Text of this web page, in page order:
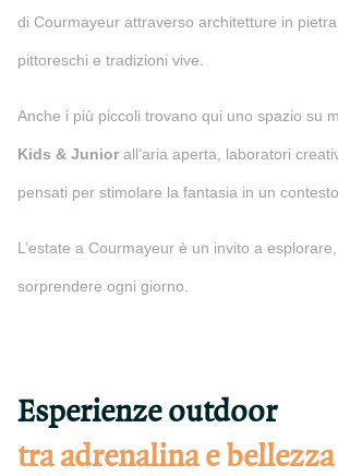
di Courmayeur attraverso architetture in
pittoreschi e tradizioni vive.
Anche i più piccoli trovano qui uno spazio su
Kids & Junior all’aria aperta, laboratori
pensati per stimolare la fantasia in un
L’estate a Courmayeur è un invito a
sorprendere ogni giorno.
Esperienze outdoor
tra adrenalina e bellezza